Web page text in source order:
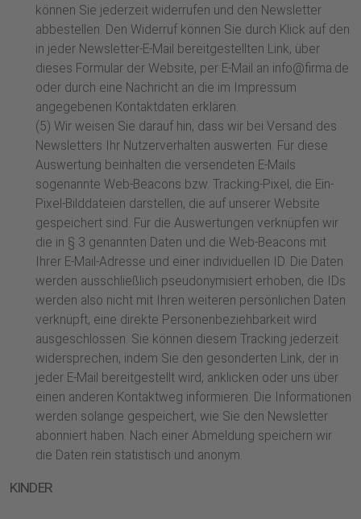
können Sie jederzeit widerrufen und den Newsletter
abbestellen. Den Widerruf können Sie durch Klick auf den
in jeder Newsletter-E-Mail bereitgestellten Link, über
dieses Formular der Website, per E-Mail an info@firma.de
oder durch eine Nachricht an die im Impressum
angegebenen Kontaktdaten erklären.
(5) Wir weisen Sie darauf hin, dass wir bei Versand des
Newsletters Ihr Nutzerverhalten auswerten. Für diese
Auswertung beinhalten die versendeten E-Mails
sogenannte Web-Beacons bzw. Tracking-Pixel, die Ein-
Pixel-Bilddateien darstellen, die auf unserer Website
gespeichert sind. Für die Auswertungen verknüpfen wir
die in § 3 genannten Daten und die Web-Beacons mit
Ihrer E-Mail-Adresse und einer individuellen ID. Die Daten
werden ausschließlich pseudonymisiert erhoben, die IDs
werden also nicht mit Ihren weiteren persönlichen Daten
verknüpft, eine direkte Personenbeziehbarkeit wird
ausgeschlossen. Sie können diesem Tracking jederzeit
widersprechen, indem Sie den gesonderten Link, der in
jeder E-Mail bereitgestellt wird, anklicken oder uns über
einen anderen Kontaktweg informieren. Die Informationen
werden solange gespeichert, wie Sie den Newsletter
abonniert haben. Nach einer Abmeldung speichern wir
die Daten rein statistisch und anonym.
KINDER